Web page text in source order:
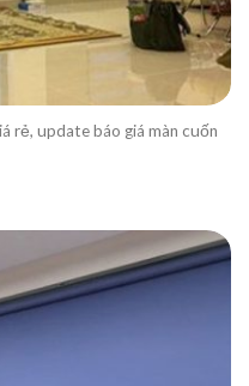
rẻ, update báo giá màn cuốn